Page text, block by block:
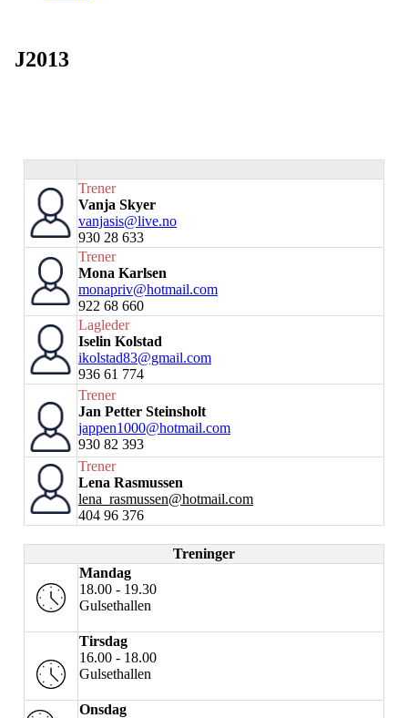
J2013
Trener
Vanja Skyer
vanjasis@live.no
930 28 633
Trener
Mona Karlsen
monapriv@hotmail.com
922 68 660
Lagleder
Iselin Kolstad
ikolstad83@gmail.com
936 61 774
Trener
Jan Petter Steinsholt
jappen1000@hotmail.com
930 82 393
Trener
Lena Rasmussen
lena_rasmussen@hotmail.com
404 96 376
Treninger
Mandag
18.00 - 19.30
Gulsethallen
Tirsdag
16.00 - 18.00
Gulsethallen
Onsdag